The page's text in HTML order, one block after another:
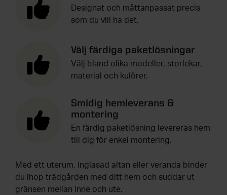
Designat och måttanpassat precis
som du vill ha det.
Välj färdiga paketlösningar
Välj bland olika modeller, storlekar,
material och kulörer.
Smidig hemleverans &
montering
En färdig paketlösning levereras hem
till dig för enkel montering.
Med ett uterum, inglasad altan eller veranda binder
du ihop trädgården med ditt hem och suddar ut
gränsen mellan inne och ute.